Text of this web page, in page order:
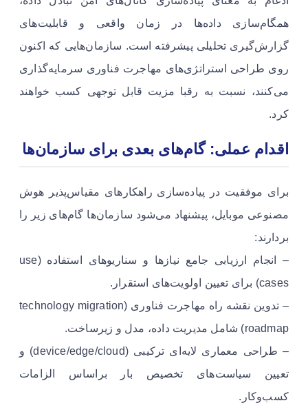
همگام‌سازی داده‌ها در زمان واقعی و قابلیت‌های
گزارش‌گیری تحلیلی پیشرفته است. سازمان‌هایی که اکنون
روی طراحی استراتژی‌های مهاجرت فناوری سرمایه‌گذاری
می‌کنند، نسبت به رقبا مزیت قابل توجهی کسب خواهند
کرد.
اقدام عملی: گام‌های بعدی برای سازمان‌ها
برای موفقیت در پیاده‌سازی راهکارهای مقیاس‌پذیر هوش
مصنوعی موبایل، پیشنهاد می‌شود سازمان‌ها گام‌های زیر را
بردارند:
– انجام ارزیابی جامع نیازها و سناریوهای استفاده (use
cases) برای تعیین اولویت‌های استقرار.
– تدوین نقشه راه مهاجرت فناوری (technology migration
roadmap) شامل مدیریت داده، مدل و زیرساخت.
– طراحی معماری لایه‌ای ترکیبی (device/edge/cloud) و
تعیین سیاست‌های تخصیص بار براساس الزامات
کسب‌وکار.